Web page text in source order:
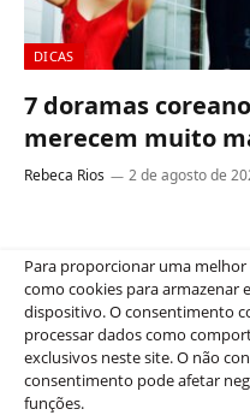
Para proporcionar uma
como cookies para armazenar
dispositivo. O consentimento
processar dados como
exclusivos neste site. O não
consentimento pode afetar
funções.
DICAS
7 doramas
merecem muito
Rebeca Rios 2 de agosto de
arruinam séries